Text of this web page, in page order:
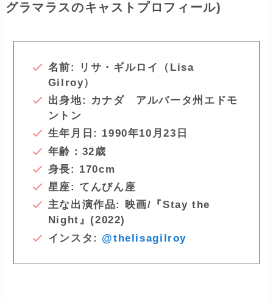
グラマラスのキャストプロフィール)
名前: リサ・ギルロイ（Lisa
Gilroy）
出身地: カナダ アルバータ州エドモ
ントン
生年月日: 1990年10月23日
年齢：32歳
身長: 170cm
星座: てんびん座
主な出演作品: 映画/『Stay the
Night』(2022)
インスタ: @thelisagilroy